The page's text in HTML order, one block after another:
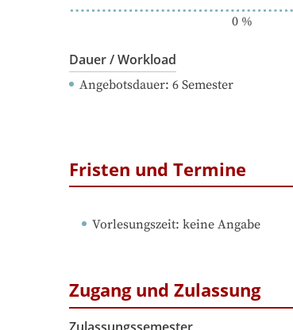
0%
Dauer / Workload
Angebotsdauer: 6 Semester
Fristen und Termine
Vorlesungszeit: keine Angabe
Zugang und Zulassung